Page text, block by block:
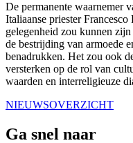
De permanente waarnemer
Italiaanse priester
gelegenheid zou kunnen
de bestrijding van armoede
benadrukken. Het zou ook
versterken op de rol van
waarden en interreligieuze
NIEUWSOVERZICHT
Ga snel naar